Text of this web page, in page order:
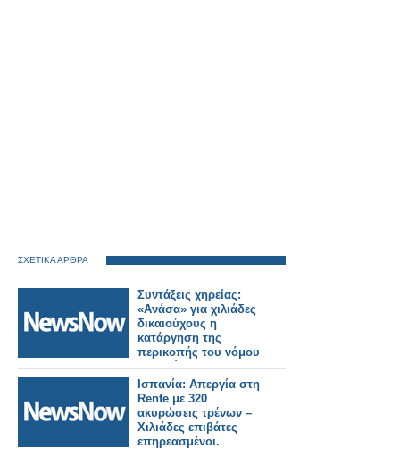
ΣΧΕΤΙΚΑ ΑΡΘΡΑ
Συντάξεις χηρείας:
«Ανάσα» για χιλιάδες
δικαιούχους η
κατάργηση της
περικοπής του νόμου
Κατρούγκαλου –
Παραδείγματα.
Ισπανία: Απεργία στη
Renfe με 320
ακυρώσεις τρένων –
Χιλιάδες επιβάτες
επηρεασμένοι.